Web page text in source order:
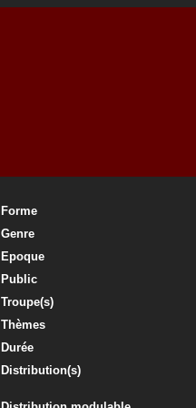
Forme
Genre
Epoque
Public
Troupe(s)
Thèmes
Durée
Distribution(s)